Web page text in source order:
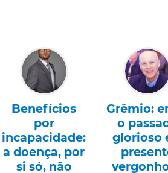
Benefícios
por
incapacidade:
a doença, por
si só, não
Grêmio:
o
glorioso